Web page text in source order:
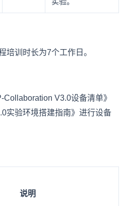
培训时长为7个工作日。
V3.0设备清单》
实验环境搭建指南》进行设备
说明